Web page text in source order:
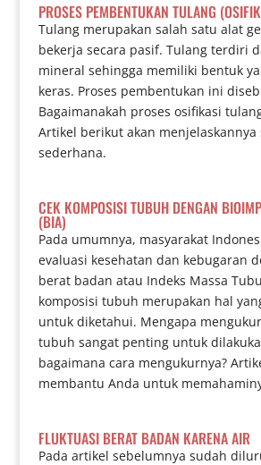
PROSES PEMBENTUKAN TULANG
Tulang merupakan salah satu alat
bekerja secara pasif. Tulang terdiri
mineral sehingga memiliki bentuk
keras. Proses pembentukan ini
Bagaimanakah proses osifikasi
Artikel berikut akan menjelaskannya
sederhana.
CEK KOMPOSISI TUBUH DENGAN
(BIA)
Pada umumnya, masyarakat
evaluasi kesehatan dan kebugaran
berat badan atau Indeks Massa
komposisi tubuh merupakan hal
untuk diketahui. Mengapa
tubuh sangat penting untuk
bagaimana cara mengukurnya?
membantu Anda untuk
FLUKTUASI BERAT BADAN KARENA AIR
Pada artikel sebelumnya sudah